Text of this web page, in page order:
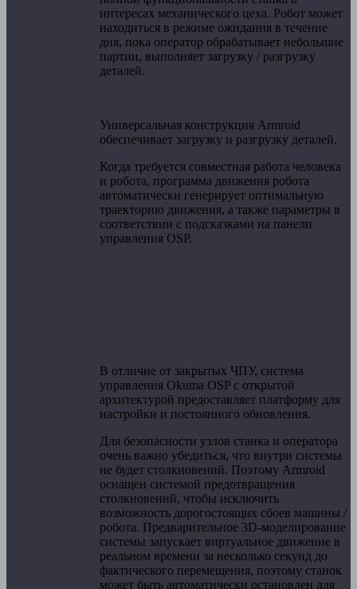
интересах механического цеха. Робот может
находиться в режиме ожидания в течение
дня, пока оператор обрабатывает небольшие
партии, выполняет загрузку / разгрузку
деталей.
Универсальная конструкция Armroid
обеспечивает загрузку и разгрузку деталей.
Когда требуется совместная работа человека
и робота, программа движения робота
автоматически генерирует оптимальную
траекторию движения, а также параметры в
соответствии с подсказками на панели
управления OSP.
В отличие от закрытых ЧПУ, система
управления Okuma OSP с открытой
архитектурой предоставляет платформу для
настройки и постоянного обновления.
Для безопасности узлов станка и оператора
очень важно убедиться, что внутри системы
не будет столкновений. Поэтому Armroid
оснащен системой предотвращения
столкновений, чтобы исключить
возможность дорогостоящих сбоев машины /
робота. Предварительное 3D-моделирование
системы запускает виртуальное движение в
реальном времени за несколько секунд до
фактического перемещения, поэтому станок
может быть автоматически остановлен для